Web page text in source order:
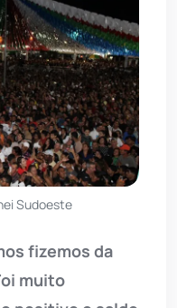
Sudoeste
fizemos da
muito